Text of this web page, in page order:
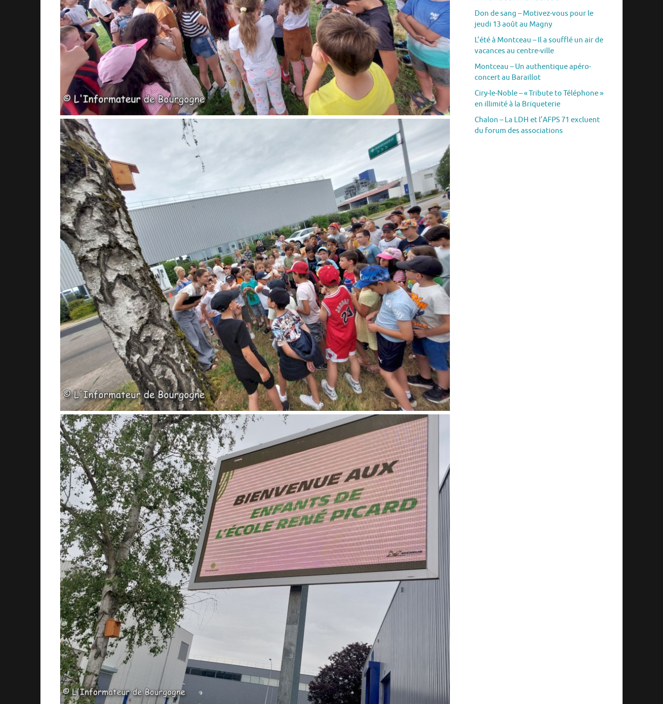
Don de sang – Motivez-vous pour le
jeudi 13 août au Magny
L’été à Montceau – Il a soufflé un air de
vacances au centre-ville
Montceau – Un authentique apéro-
concert au Baraillot
Ciry-le-Noble – « Tribute to Téléphone »
en illimité à la Briqueterie
Chalon – La LDH et l’AFPS 71 excluent
du forum des associations